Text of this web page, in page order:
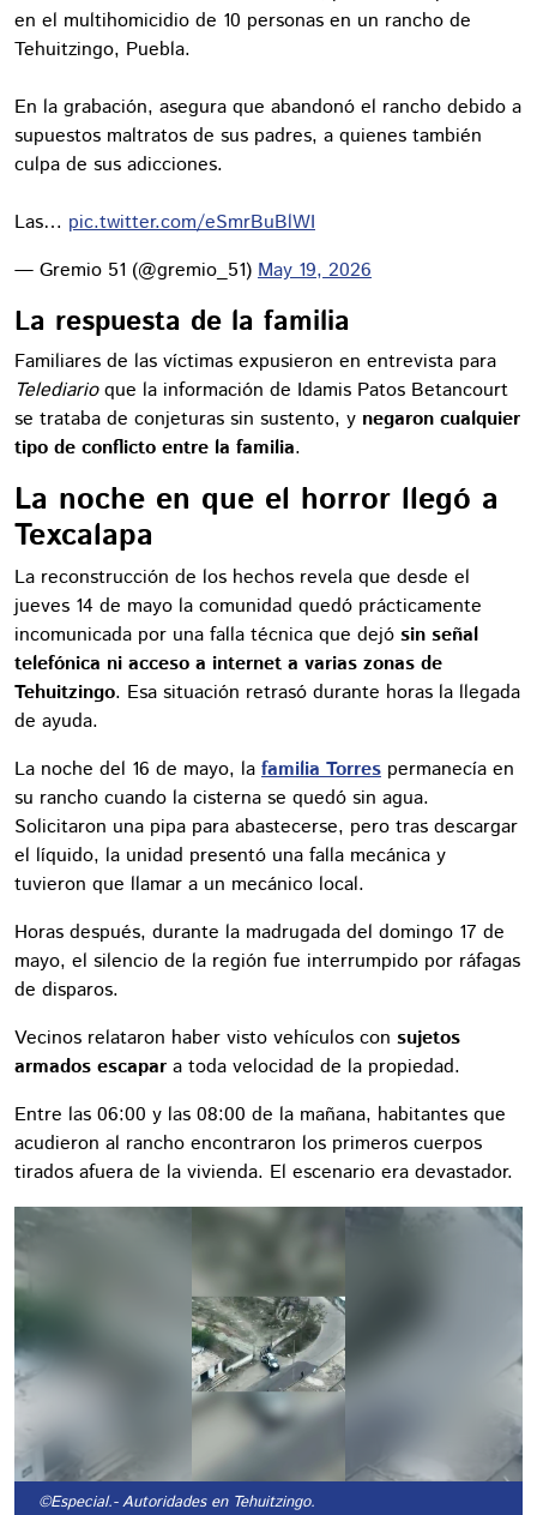
en el multihomicidio de 10 personas en un rancho de
Tehuitzingo, Puebla.
En la grabación, asegura que abandonó el rancho debido a
supuestos maltratos de sus padres, a quienes también
culpa de sus adicciones.
Las… pic.twitter.com/eSmrBuBlWI
— Gremio 51 (@gremio_51) May 19, 2026
La respuesta de la familia
Familiares de las víctimas expusieron en entrevista para
Telediarioque la información de Idamis Patos Betancourt
se trataba de conjeturas sin sustento, y negaron cualquier
tipo de conflicto entre la familia.
La noche en que el horror llegó a
Texcalapa
La reconstrucción de los hechos revela que desde el
jueves 14 de mayo la comunidad quedó prácticamente
incomunicada por una falla técnica que dejó sin señal
telefónica ni acceso a internet a varias zonas de
Tehuitzingo. Esa situación retrasó durante horas la llegada
de ayuda.
La noche del 16 de mayo, la familia Torres permanecía en
su rancho cuando la cisterna se quedó sin agua.
Solicitaron una pipa para abastecerse, pero tras descargar
el líquido, la unidad presentó una falla mecánica y
tuvieron que llamar a un mecánico local.
Horas después, durante la madrugada del domingo 17 de
mayo, el silencio de la región fue interrumpido por ráfagas
de disparos.
Vecinos relataron haber visto vehículos con sujetos
armados escapar a toda velocidad de la propiedad.
Entre las 06:00 y las 08:00 de la mañana, habitantes que
acudieron al rancho encontraron los primeros cuerpos
tirados afuera de la vivienda. El escenario era devastador.
©Especial.- Autoridades en Tehuitzingo.